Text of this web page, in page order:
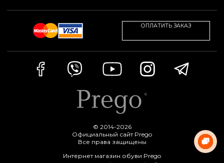
ОПЛАТИТЬ ЗАКАЗ
© 2014-2026
Официальный сайт Prego
Все права защищены
Интернет магазин обуви Prego